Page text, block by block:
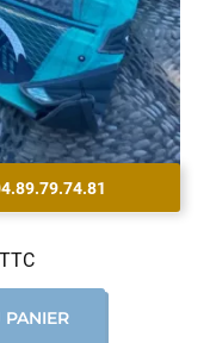
PANIER